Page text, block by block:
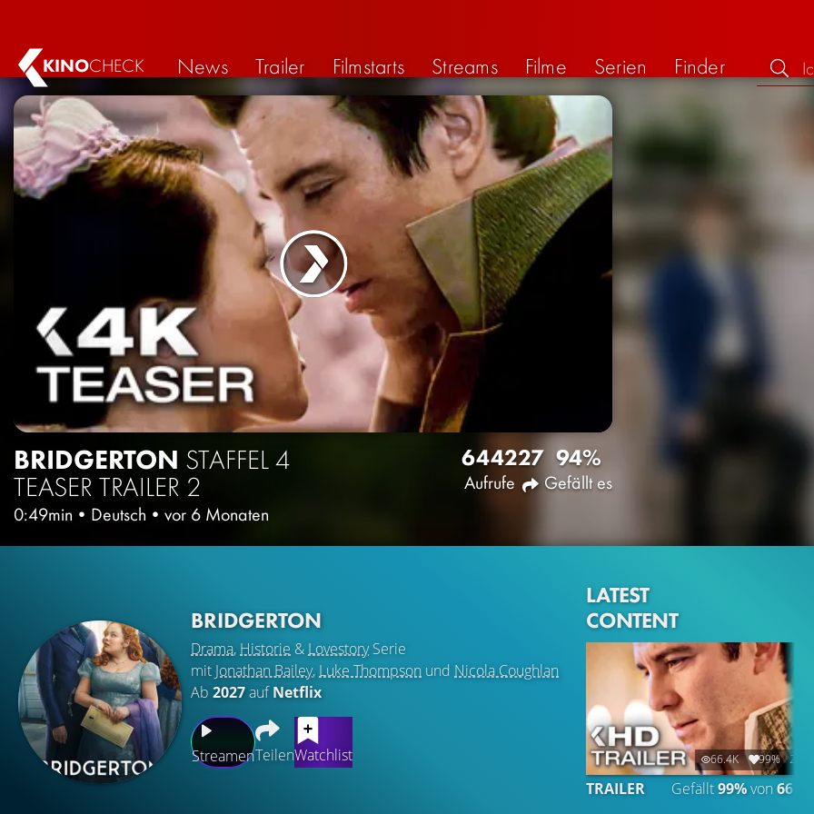
KINOCHECK News Trailer Filmstarts Streams Filme Serien Finder
BRIDGERTON STAFFEL 4
TEASER TRAILER 2
0:49min • Deutsch • vor 6 Monaten
6442
Aufrufe
27 94%
Gefällt es
BRIDGERTON
Drama, Historie & LovestorySerie
mit Jonathan Bailey, Luke Thompson und Nicola Coughlan
Ab 2027aufNetflix
StreamenTeilenWatchlist
LATEST
CONTENT
66.4K 99% 2:32
TRAILER Gefällt99%von 66.425